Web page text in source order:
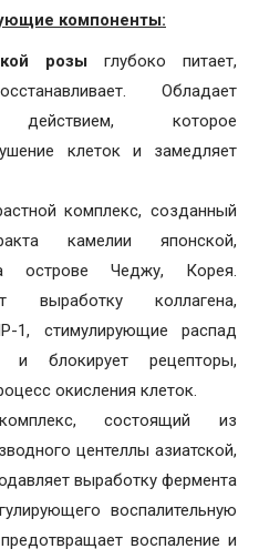
компоненты:
розы глубоко питает,
Обладает
действием, которое
клеток и замедляет
комплекс, созданный
камелии японской,
острове Чеджу, Корея.
выработку коллагена,
1, стимулирующие распад
и блокирует рецепторы,
окисления клеток.
состоящий из
центеллы азиатской,
выработку фермента
воспалительную
воспаление и